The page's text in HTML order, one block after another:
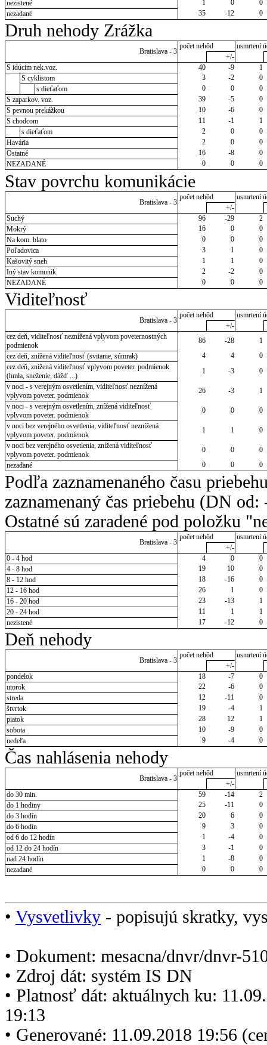
nezistené 1 0
0
nezadané
35 -12 0
Druh nehody Zrážka
Bratislava - 3
počet nehôd
usmrtení
+/-
S idúcim nek.voz.
40 -9
1
S cyklistom
3 -2
0
s dieťaťom
0 0
0
S zaparkov. voz.
39 -5
0
S pevnou prekážkou
10 -6
0
S chodcom
11 -1
1
s dieťaťom
2 0
0
Havária
2 0
0
Ostatné
16 -8
0
NEZADANÉ
0 0 0
Stav povrchu komunikácie
Bratislava - 3
počet nehôd
usmrtení
+/-
Suchý
96 -29
2
Mokrý
16 0
0
Na kom. blato
0 0
0
Poľadovica
3 1
0
Kašovitý sneh
1 1
0
Iný stav komunik.
2 -2
0
NEZADANÉ
0 0 0
Viditeľnosť
Bratislava - 3
počet nehôd
usmrtení
+/-
cez deň, viditeľnosť neznížená vplyvom poveternostných
podmienok
86 -28
1
cez deň, znížená viditeľnosť (svitanie, súmrak)
4 4
0
cez deň, znížená viditeľnosť vplyvom poveter. podmienok
(hmla, sneženie, dážď ...)
1 -3
0
v noci - s verejným osvetlením, viditeľnosť neznížená
vplyvom poveter. podmienok
26 -3
1
v noci - s verejným osvetlením, znížená viditeľnosť
vplyvom poveter. podmienok
0 0
0
v noci bez verejného osvetlenia, viditeľnosť neznížená
vplyvom poveter. podmienok
1 1
0
v noci bez verejného osvetlenia, znížená viditeľnosť
vplyvom poveter. podmienok
0 0
0
nezadané
0 0 0
Podľa zaznamenaného času
zaznamenaný čas priebehu (DN
Ostatné sú zaradené pod položku
Bratislava - 3
počet nehôd
usmrtení
+/-
0 - 4 hod
4 0
0
4 - 8 hod
19 10
0
8 - 12 hod
18 -16
0
12 - 16 hod
26 1
0
16 - 20 hod
23 -13
1
20 - 24 hod
11 1
1
nezistené
17 -12 0
Deň nehody
Bratislava - 3
počet nehôd
usmrtení
+/-
pondelok
18 -7
0
utorok
22 -6
0
streda
12 -11
0
štvrtok
19 -4
1
piatok
28 12
1
sobota
10 -9
0
nedeľa
9 -4 0
Čas nahlásenia nehody
Bratislava - 3
počet nehôd
usmrtení
+/-
do 30 min.
59 -14
2
do 1 hodiny
25 -11
0
do 3 hodín
20 6
0
do 6 hodín
9 3
0
od 6 do 12 hodín
1 -4
0
od 12 do 24 hodín
3 -1
0
nad 24 hodín
1 -8
0
nezadané
0 0 0
• Vysvetlivky - popisujú skratky,
• Dokument: mesacna/dnvr/dnvr-
• Zdroj dát: systém IS DN
• Platnosť dát: aktuálnych ku:
19:13
• Generované: 11.09.2018 19:56